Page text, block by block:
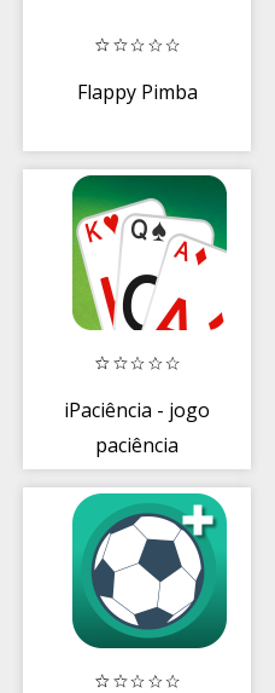
Flappy Pimba
iPaciência - jogo
paciência